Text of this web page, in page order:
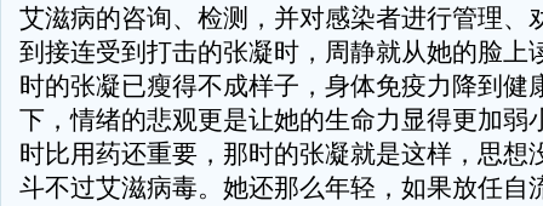
艾滋病的咨询、检测，并对感染者进行管理、
到接连受到打击的张凝时，周静就从她的脸上
时的张凝已瘦得不成样子，身体免疫力降到健
下，情绪的悲观更是让她的生命力显得更加弱
时比用药还重要，那时的张凝就是这样，思想
斗不过艾滋病毒。她还那么年轻，如果放任自